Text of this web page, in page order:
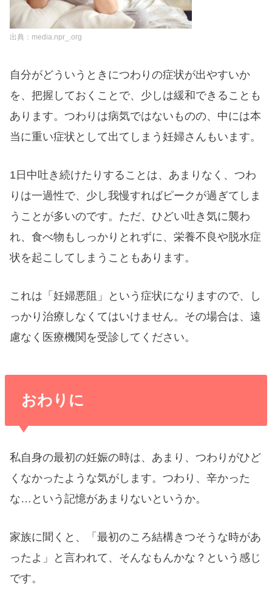
出典：media.npr_.org
自分がどういうときにつわりの症状が出やすいか
を、把握しておくことで、少しは緩和できることも
あります。つわりは病気ではないものの、中には本
当に重い症状として出てしまう妊婦さんもいます。
1日中吐き続けたりすることは、あまりなく、つわ
りは一過性で、少し我慢すればピークが過ぎてしま
うことが多いのです。ただ、ひどい吐き気に襲わ
れ、食べ物もしっかりとれずに、栄養不良や脱水症
状を起こしてしまうこともあります。
これは「妊婦悪阻」という症状になりますので、し
っかり治療しなくてはいけません。その場合は、遠
慮なく医療機関を受診してください。
おわりに
私自身の最初の妊娠の時は、あまり、つわりがひど
くなかったような気がします。つわり、辛かった
な…という記憶があまりないというか。
家族に聞くと、「最初のころ結構きつそうな時があ
ったよ」と言われて、そんなもんかな？という感じ
です。